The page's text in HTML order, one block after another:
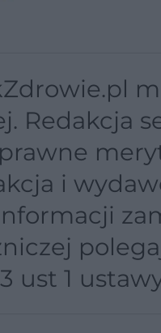
Redakcja
i
ust 1